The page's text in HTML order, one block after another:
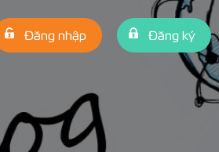
Đăng nhập Đăng ký